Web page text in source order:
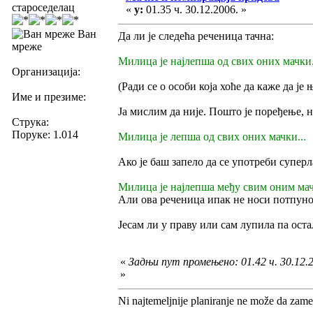
староседелац
Ван
мреже
Организација:
Име и презиме:
Струка:
Поруке: 1.014
« у: 01.35 ч. 30.12.2006. »
Да ли је следећа реченица тачна:
Милица је најлепша од свих оних
(Ради се о особи која хоће да каже да
Ја мислим да није. Пошто је поређење,
Милица је лепша од свих оних мачки...
Ако је баш запело да се употреби
Милица је најлепша међу свим оним
Али ова реченица ипак не носи
Јесам ли у праву или сам лупила па
« Задњи пут промењено: 01.42 ч.
»
Ni najtemeljnije planiranje ne može da